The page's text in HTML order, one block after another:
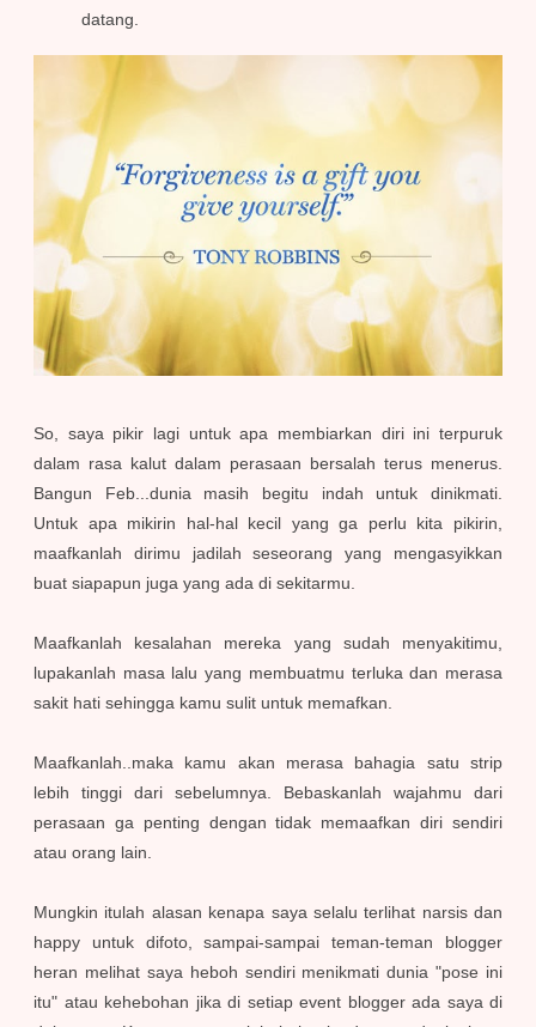
datang.
So, saya pikir lagi untuk apa membiarkan diri ini terpuruk
dalam rasa kalut dalam perasaan bersalah terus menerus.
Bangun Feb...dunia masih begitu indah untuk dinikmati.
Untuk apa mikirin hal-hal kecil yang ga perlu kita pikirin,
maafkanlah dirimu jadilah seseorang yang mengasyikkan
buat siapapun juga yang ada di sekitarmu.
Maafkanlah kesalahan mereka yang sudah menyakitimu,
lupakanlah masa lalu yang membuatmu terluka dan merasa
sakit hati sehingga kamu sulit untuk memafkan.
Maafkanlah..maka kamu akan merasa bahagia satu strip
lebih tinggi dari sebelumnya. Bebaskanlah wajahmu dari
perasaan ga penting dengan tidak memaafkan diri sendiri
atau orang lain.
Mungkin itulah alasan kenapa saya selalu terlihat narsis dan
happy untuk difoto, sampai-sampai teman-teman blogger
heran melihat saya heboh sendiri menikmati dunia "pose ini
itu" atau kehebohan jika di setiap event blogger ada saya di